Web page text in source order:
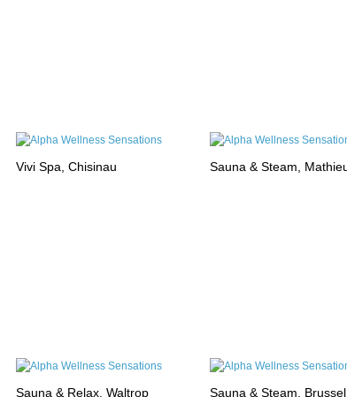
Vivi Spa, Chisinau Sauna & Steam,
Sauna & Relax, Waltrop Sauna & Steam, Brussel